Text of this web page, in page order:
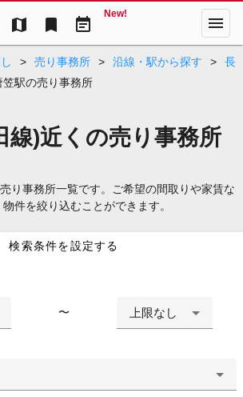
map bookmark event_note
New! menu
> 売り事務所 > 沿線・駅から探す >
長
笠駅の売り事務所
線)近くの売り事務所
り事務所一覧です。ご希望の間取りや家賃な
件を絞り込むことができます。
検索条件を設定する
〜 上限なし